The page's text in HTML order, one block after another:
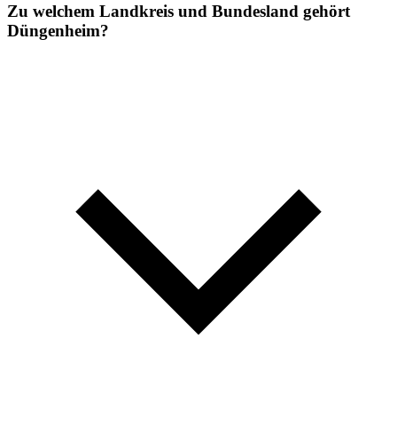
Zu welchem Landkreis und Bundesland gehört
Düngenheim?